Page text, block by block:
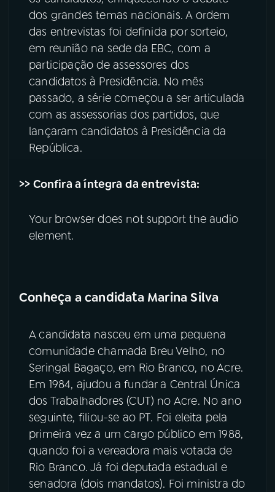
dos grandes temas nacionais. A ordem
das entrevistas foi definida por sorteio,
em reunião na sede da EBC, com a
participação de assessores dos
candidatos à Presidência. No mês
passado, a série começou a ser articulada
com as assessorias dos partidos, que
lançaram candidatos à Presidência da
República.
>> Confira a íntegra da entrevista:
Your browser does not support the audio
element.
Conheça a candidata Marina Silva
A candidata nasceu em uma pequena
comunidade chamada Breu Velho, no
Seringal Bagaço, em Rio Branco, no Acre.
Em 1984, ajudou a fundar a Central Única
dos Trabalhadores (CUT) no Acre. No ano
seguinte, filiou-se ao PT. Foi eleita pela
primeira vez a um cargo público em 1988,
quando foi a vereadora mais votada de
Rio Branco. Já foi deputada estadual e
senadora (dois mandatos). Foi ministra do